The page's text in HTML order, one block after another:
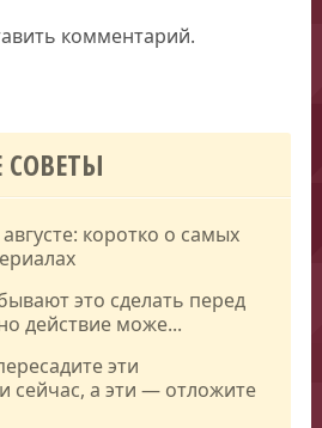
комментарий.
коротко о самых
это сделать перед
действие може...
эти
сейчас, а эти — отложите